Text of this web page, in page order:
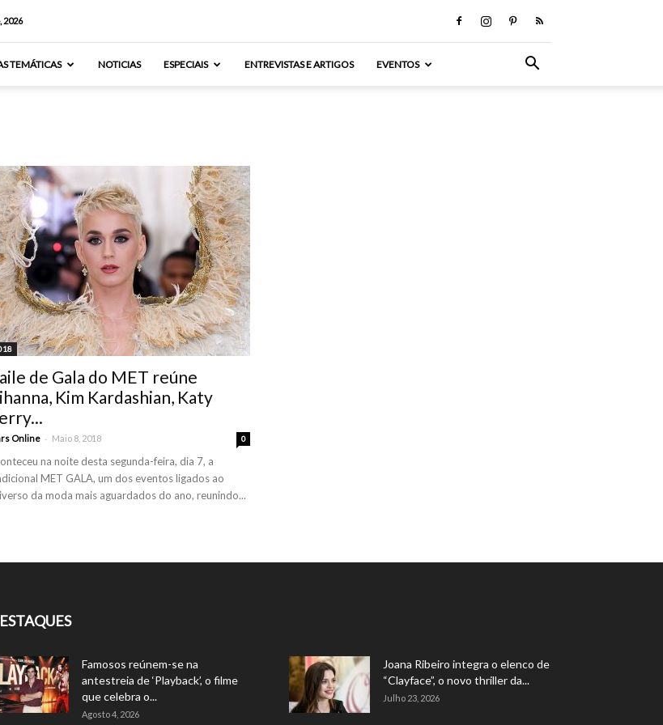
2026
TEMÁTICAS NOTICIAS ESPECIAIS ENTREVISTAS E ARTIGOS EVENTOS
de Gala do MET reúne
Kim Kardashian, Katy
Online - Maio 8, 2018 0
na noite desta segunda-feira, dia 7, a
MET GALA, um dos eventos ligados ao
da moda mais aguardados do ano, reunindo...
Famosos reúnem-se na
antestreia de ‘Playback’, o filme
que celebra o...
Agosto 4, 2026
Joana Ribeiro integra o elenco de
“Clayface”, o novo thriller da...
Julho 23, 2026